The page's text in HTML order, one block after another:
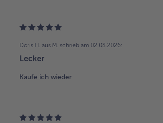
Doris H. aus M. schrieb am 02.08.2026:
Lecker
Kaufe ich wieder